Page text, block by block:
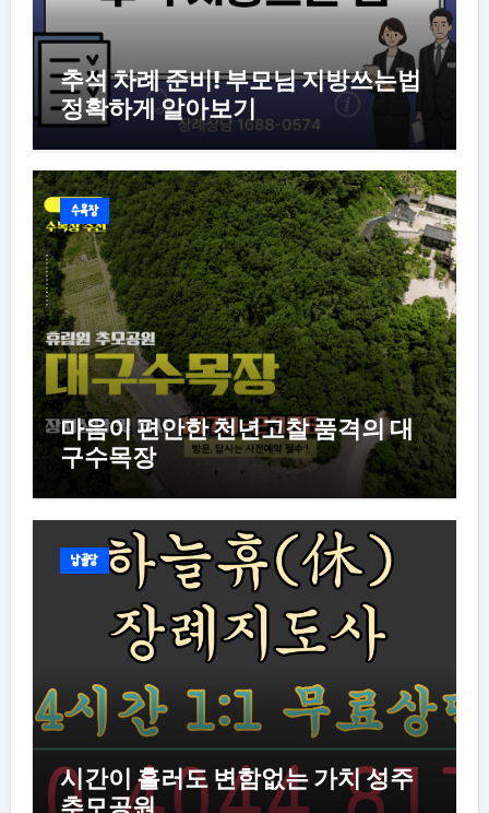
추석 차례 준비! 부모님 지방쓰는법
정확하게 알아보기
수목장
마음이 편안한 천년고찰 품격의 대
구수목장
납골당
시간이 흘러도 변함없는 가치 성주
추모공원